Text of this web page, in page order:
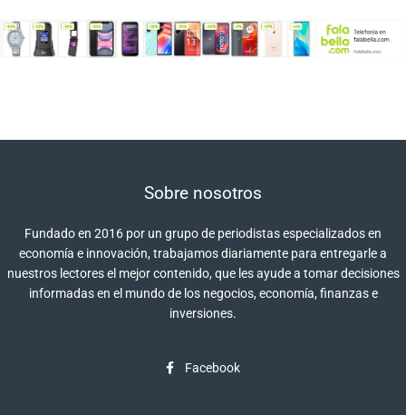
Sobre nosotros
Fundado en 2016 por un grupo de periodistas especializados en
economía e innovación, trabajamos diariamente para entregarle a
nuestros lectores el mejor contenido, que les ayude a tomar decisiones
informadas en el mundo de los negocios, economía, finanzas e
inversiones.
Facebook